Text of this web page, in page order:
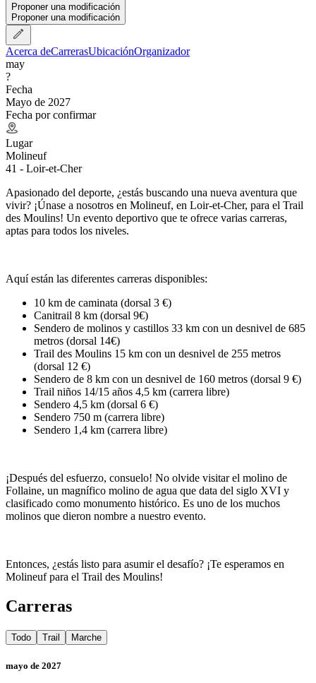
Proponer una modificación
Proponer una modificación
Acerca deCarrerasUbicaciónOrganizador
may
?
Fecha
Mayo de 2027
Fecha por confirmar
Lugar
Molineuf
41 - Loir-et-Cher
Apasionado del deporte, ¿estás buscando una nueva aventura que
vivir? ¡Únase a nosotros en Molineuf, en Loir-et-Cher, para el Trail
des Moulins! Un evento deportivo que te ofrece varias carreras,
aptas para todos los niveles.
Aquí están las diferentes carreras disponibles:
10 km de caminata (dorsal 3 €)
Canitrail 8 km (dorsal 9€)
Sendero de molinos y castillos 33 km con un desnivel de 685
metros (dorsal 14€)
Trail des Moulins 15 km con un desnivel de 255 metros
(dorsal 12 €)
Sendero de 8 km con un desnivel de 160 metros (dorsal 9 €)
Trail niños 14/15 años 4,5 km (carrera libre)
Sendero 4,5 km (dorsal 6 €)
Sendero 750 m (carrera libre)
Sendero 1,4 km (carrera libre)
¡Después del esfuerzo, consuelo! No olvide visitar el molino de
Follaine, un magnífico molino de agua que data del siglo XVI y
clasificado como monumento histórico. Es uno de los muchos
molinos que dieron nombre a nuestro evento.
Entonces, ¿estás listo para asumir el desafío? ¡Te esperamos en
Molineuf para el Trail des Moulins!
Carreras
Todo Trail Marche
mayo de 2027